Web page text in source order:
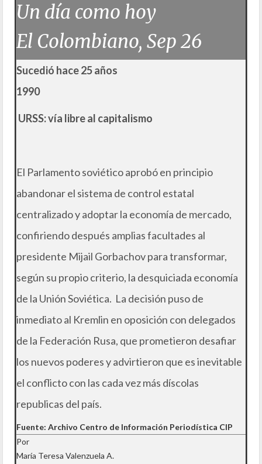
Un día como hoy
El Colombiano, Sep 26
Sucedió hace 25 años
1990
URSS: vía libre al capitalismo
El Parlamento soviético aprobó en principio
abandonar el sistema de control estatal
centralizado y adoptar la economía de mercado,
confiriendo después amplias facultades al
presidente Mijail Gorbachov para transformar,
según su propio criterio, la desquiciada economía
de la Unión Soviética. La decisión puso de
inmediato al Kremlin en oposición con delegados
de la Federación Rusa, que prometieron desafiar
los nuevos poderes y advirtieron que es inevitable
el conflicto con las cada vez más díscolas
republicas del país.
Fuente: Archivo Centro de Información Periodística CIP
Por
María Teresa Valenzuela A.